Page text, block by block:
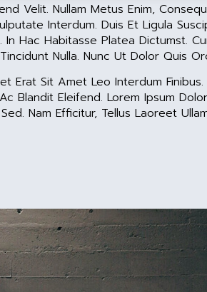
Velit. Nullam Metus Enim,
Interdum. Duis Et Ligula
Hac Habitasse Platea Dictumst.
Nulla. Nunc Ut Dolor Quis
Erat Sit Amet Leo Interdum
Blandit Eleifend. Lorem Ipsum
Nam Efficitur, Tellus Laoreet